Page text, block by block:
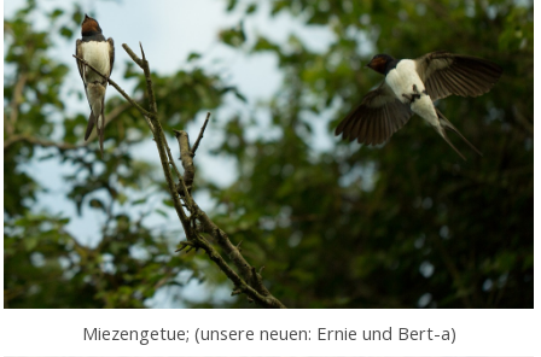
Miezengetue; (unsere neuen: Ernie und Bert-a)